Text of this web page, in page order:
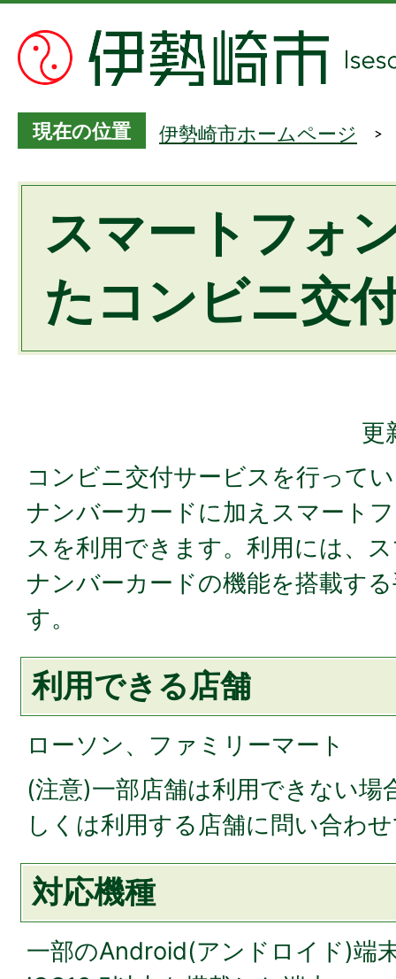
現在の位置 伊勢崎市ホームページ
スマートフォ
たコンビニ交
更
コンビニ交付サービスを行って
ナンバーカードに加えスマート
スを利用できます。利用には、
ナンバーカードの機能を搭載す
す。
利用できる店舗
ローソン、ファミリーマート
(注意)一部店舗は利用できない場
しくは利用する店舗に問い合わ
対応機種
一部のAndroid(アンドロイド)端